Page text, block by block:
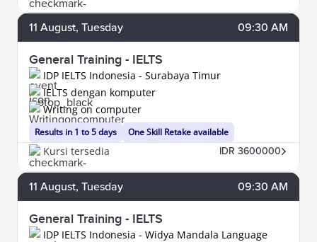
11 August, Tuesday 09:30 AM
General Training - IELTS
IDP IELTS Indonesia - Surabaya Timur
Results in 1 to 5 days
IELTS dengan komputer
Writing on computer
One Skill Retake available
Kursi tersedia IDR 3600000
11 August, Tuesday 09:30 AM
General Training - IELTS
IDP IELTS Indonesia - Widya Mandala Language